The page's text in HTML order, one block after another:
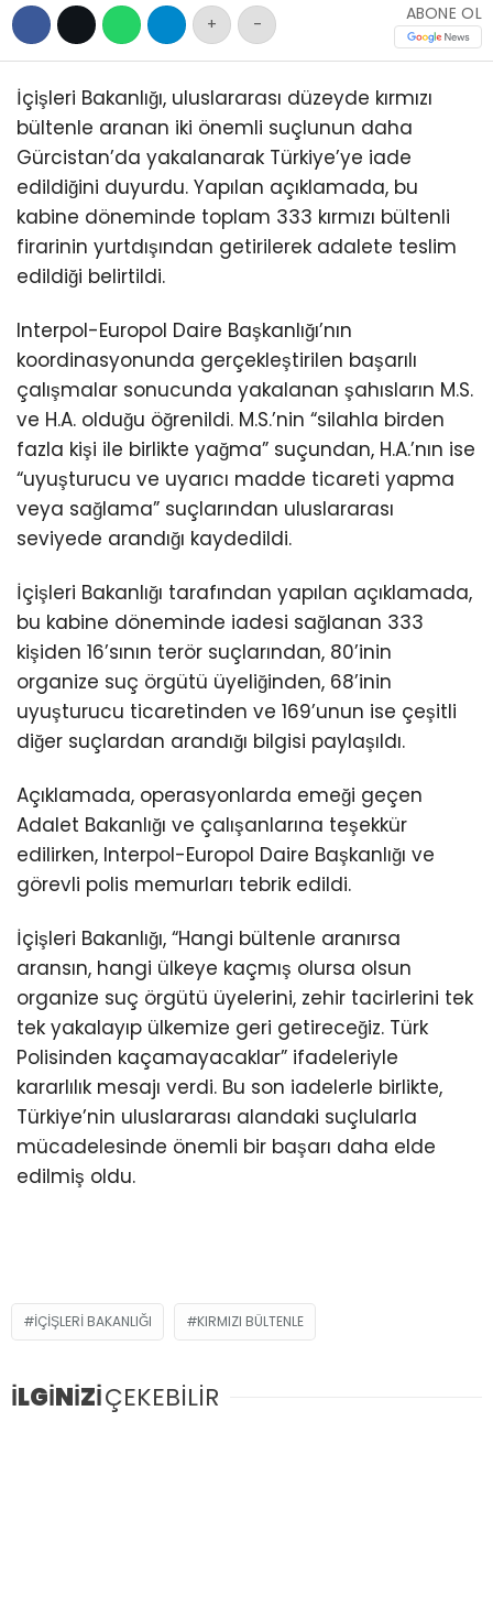
+ -
ABONE OL
İçişleri Bakanlığı, uluslararası düzeyde kırmızı
bültenle aranan iki önemli suçlunun daha
Gürcistan’da yakalanarak Türkiye’ye iade
edildiğini duyurdu. Yapılan açıklamada, bu
kabine döneminde toplam 333 kırmızı bültenli
firarinin yurtdışından getirilerek adalete teslim
edildiği belirtildi.
Interpol-Europol Daire Başkanlığı’nın
koordinasyonunda gerçekleştirilen başarılı
çalışmalar sonucunda yakalanan şahısların M.S.
ve H.A. olduğu öğrenildi. M.S.’nin “silahla birden
fazla kişi ile birlikte yağma” suçundan, H.A.’nın ise
“uyuşturucu ve uyarıcı madde ticareti yapma
veya sağlama” suçlarından uluslararası
seviyede arandığı kaydedildi.
İçişleri Bakanlığı tarafından yapılan açıklamada,
bu kabine döneminde iadesi sağlanan 333
kişiden 16’sının terör suçlarından, 80’inin
organize suç örgütü üyeliğinden, 68’inin
uyuşturucu ticaretinden ve 169’unun ise çeşitli
diğer suçlardan arandığı bilgisi paylaşıldı.
Açıklamada, operasyonlarda emeği geçen
Adalet Bakanlığı ve çalışanlarına teşekkür
edilirken, Interpol-Europol Daire Başkanlığı ve
görevli polis memurları tebrik edildi.
İçişleri Bakanlığı, “Hangi bültenle aranırsa
aransın, hangi ülkeye kaçmış olursa olsun
organize suç örgütü üyelerini, zehir tacirlerini tek
tek yakalayıp ülkemize geri getireceğiz. Türk
Polisinden kaçamayacaklar” ifadeleriyle
kararlılık mesajı verdi. Bu son iadelerle birlikte,
Türkiye’nin uluslararası alandaki suçlularla
mücadelesinde önemli bir başarı daha elde
edilmiş oldu.
IÇIŞLERI BAKANLIĞI KIRMIZI BÜLTENLE
İLGİNİZİÇEKEBİLİR